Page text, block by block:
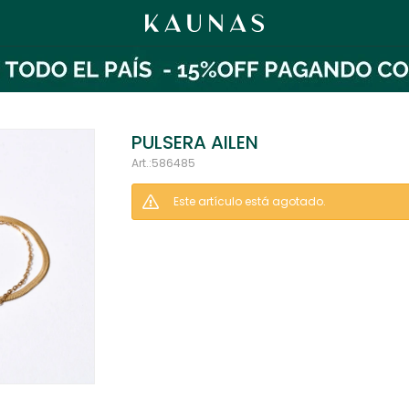
PULSERA AILEN
586485
Este artículo está agotado.